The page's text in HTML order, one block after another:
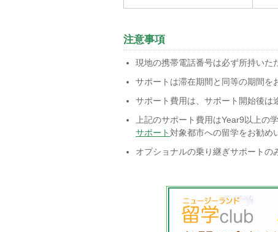
注意事項
現地の携帯電話番号は必ず所持いた
サポートは滞在期間と同等の期間を
サポート費用は、サポート開始後は
上記のサポート費用はYear9以上の
サポート対象都市への留学をお勧め
オプショナルの乗り継ぎサポートの